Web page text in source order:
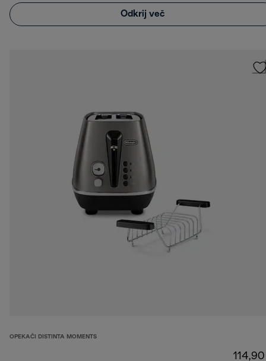
Odkrij več
OPEKAČI DISTINTA MOMENTS